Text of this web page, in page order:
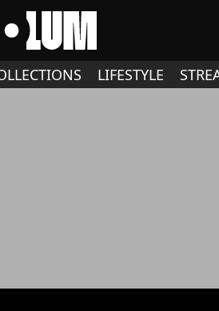
LIFESTYLE